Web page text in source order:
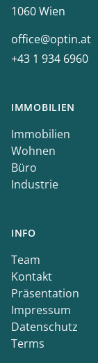
1060 Wien
office@optin.at
+43 1 934 6960
IMMOBILIEN
Immobilien
Wohnen
Büro
Industrie
INFO
Team
Kontakt
Präsentation
Impressum
Datenschutz
Terms